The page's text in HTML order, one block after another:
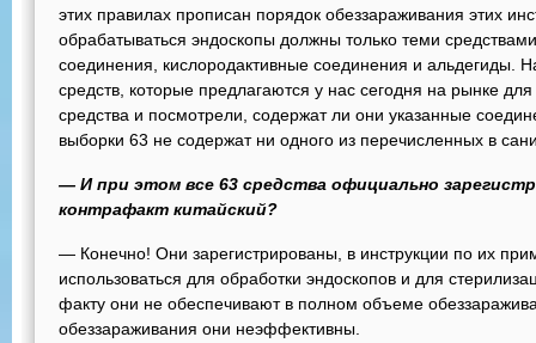
этих правилах прописан порядок обеззараживания этих
обрабатываться эндоскопы должны только теми
соединения, кислородактивные соединения и альдегиды.
средств, которые предлагаются у нас сегодня на рынке
средства и посмотрели, содержат ли они указанные
выборки 63 не содержат ни одного из перечисленных в
— И при этом все 63 средства официально
контрафакт китайский?
— Конечно! Они зарегистрированы, в инструкции по их
использоваться для обработки эндоскопов и для
факту они не обеспечивают в полном объеме
обеззараживания они неэффективны.